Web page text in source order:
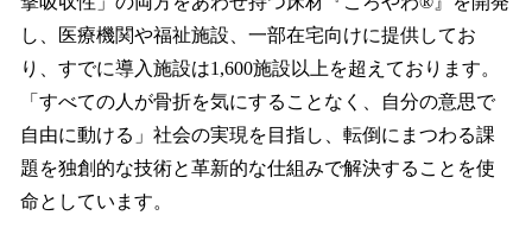
し、医療機関や福祉施設、一部在宅向けに提供してお
り、すでに導入施設は1,600施設以上を超えております。
「すべての人が骨折を気にすることなく、自分の意思で
自由に動ける」社会の実現を目指し、転倒にまつわる課
題を独創的な技術と革新的な仕組みで解決することを使
命としています。